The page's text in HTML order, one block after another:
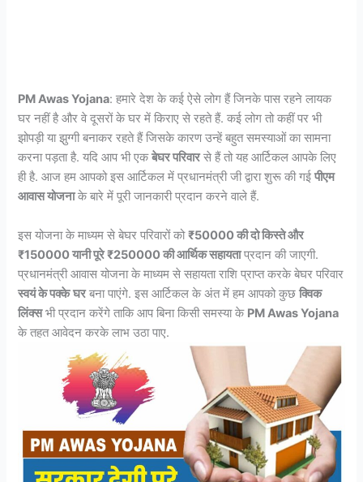
PM Awas Yojana: हमारे देश के कई ऐसे लोग हैं जिनके पास रहने लायक
घर नहीं है और वे दूसरों के घर में किराए से रहते हैं. कई लोग तो कहीं पर भी
झोपड़ी या झुग्गी बनाकर रहते हैं जिसके कारण उन्हें बहुत समस्याओं का सामना
करना पड़ता है. यदि आप भी एकबेघर परिवारसे हैं तो यह आर्टिकल आपके लिए
ही है. आज हम आपको इस आर्टिकल में प्रधानमंत्री जी द्वारा शुरू की गईपीएम
आवास योजनाके बारे में पूरी जानकारी प्रदान करने वाले हैं.
इस योजना के माध्यम से बेघर परिवारों को₹50000 की दो किस्ते और
₹150000 यानी पूरे ₹250000 की आर्थिक सहायताप्रदान की जाएगी.
प्रधानमंत्री आवास योजना के माध्यम से सहायता राशि प्राप्त करके बेघर परिवार
स्वयं के पक्के घरबना पाएंगे. इस आर्टिकल के अंत में हम आपको कुछक्विक
लिंक्सभी प्रदान करेंगे ताकि आप बिना किसी समस्या के PM Awas Yojana
के तहत आवेदन करके लाभ उठा पाए.